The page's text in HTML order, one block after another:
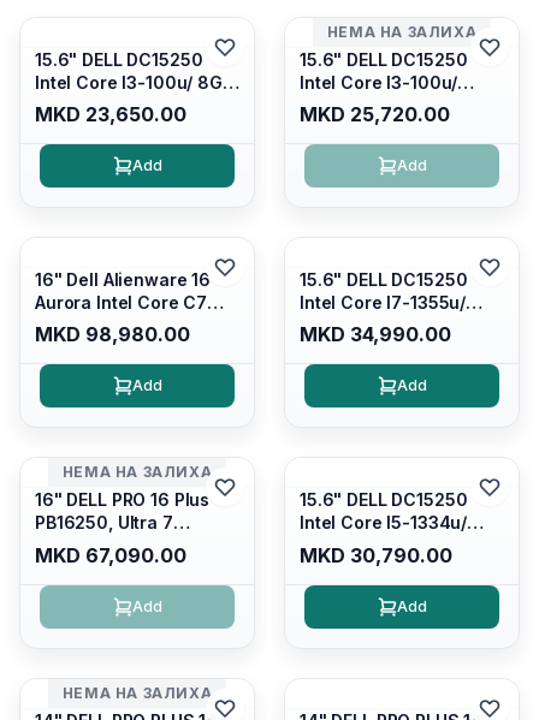
15.6" DELL DC15250
Intel Core I3-100u/ 8GB
DDR4/ 512GB SSD M.2/
Iris Xe Graphics/ 120Hz
Anti-glare LED Display/
Backlit Kb/ Platinum
MKD 23,650.00
Add
НЕМА НА ЗАЛИХА
15.6" DELL DC15250
Intel Core I3-100u/
16GB DDR4/ 512GB SSD
M.2/ Iris Xe Graphics/
120Hz Anti-glare LED
Display/ Backlit Kb/
MKD 25,720.00
Add
16" Dell Alienware 16
Aurora Intel Core C7
240H /16GB RAM DDR5
5600mhz/ 1TB SSD M.2
Nvme/rtx4050 6GB/
Wqxga(2560x1600)
Win 11 Home/
MKD 98,980.00
Add
15.6" DELL DC15250
Intel Core I7-1355u/
16GB DDR4 / 512GB SSD
M.2 2230/ Intel UHD
Graphics/ 120Hz Anti-
glare FULLHD LED
MKD 34,990.00
Add
НЕМА НА ЗАЛИХА
16" DELL PRO 16 Plus
PB16250, Ultra 7
265U/16GB RAM (1x
16GB) 5600 Mhz DDR5/
512GB SSD M.2 Nvme/
/cam+mic,bt/backlit KB
MKD 67,090.00
Add
15.6" DELL DC15250
Intel Core I5-1334u/
16GB DDR4 (1x16gb
2666mhz)/ 512GB SSD
M.2 Nvme/ Intel UHD
Graphics/ 120Hz Anti-
MKD 30,790.00
Add
НЕМА НА ЗАЛИХА